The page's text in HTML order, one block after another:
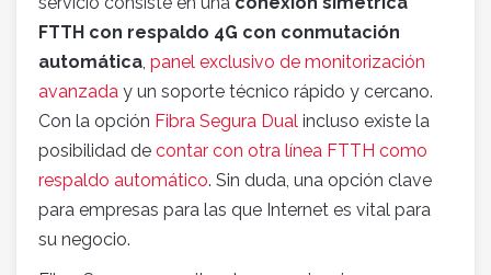
FTTH con respaldo 4G con conmutación
automática, panel exclusivo de monitorización
avanzada y un soporte técnico rápido y cercano.
Con la opción Fibra Segura Dual incluso existe la
posibilidad de contar con otra línea FTTH como
respaldo automático. Sin duda, una opción clave
para empresas para las que Internet es vital para
su negocio.